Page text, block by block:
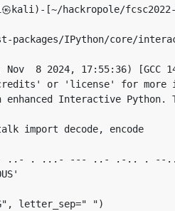
kali)-[~/hackropole/fcsc2022-
packages/IPython/core/
8 2024, 17:55:36) [GCC
or 'license' for more
enhanced Interactive
import decode, encode
.- ..- . ...- --- ..- .-.. .
letter_sep=" ")